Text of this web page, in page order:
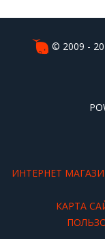
© 2009 -
ИНТЕРНЕТ
КАРТА